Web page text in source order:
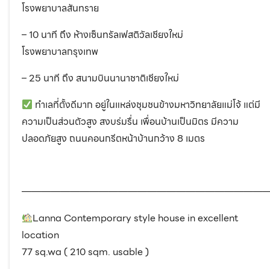
โรงพยาบาลสันทราย
– 10 นาที ถึง ห้างเซ็นทรัลเฟสติวัลเชียงใหม่
โรงพยาบาลกรุงเทพ
– 25 นาที ถึง สนามบินนานาชาติเชียงใหม่
ทำเลที่ตั้งดีมาก อยู่ในแหล่งชุมชนข้างมหาวิทยาลัยแม่โจ้ แต่มี
ความเป็นส่วนตัวสูง สงบร่มรื่น เพื่อนบ้านเป็นมิตร มีความ
ปลอดภัยสูง ถนนคอนกรีตหน้าบ้านกว้าง 8 เมตร
Lanna Contemporary style house in excellent
location
77 sq.wa ( 210 sqm. usable )